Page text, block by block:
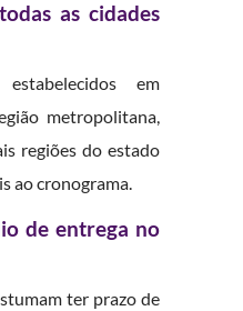
as cidades
em
metropolitana,
regiões do estado
ao cronograma.
de entrega no
ter prazo de